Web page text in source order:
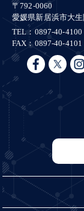
〒792-0060
愛媛県新居浜市大
TEL：0897-40-4100
FAX：0897-40-4101